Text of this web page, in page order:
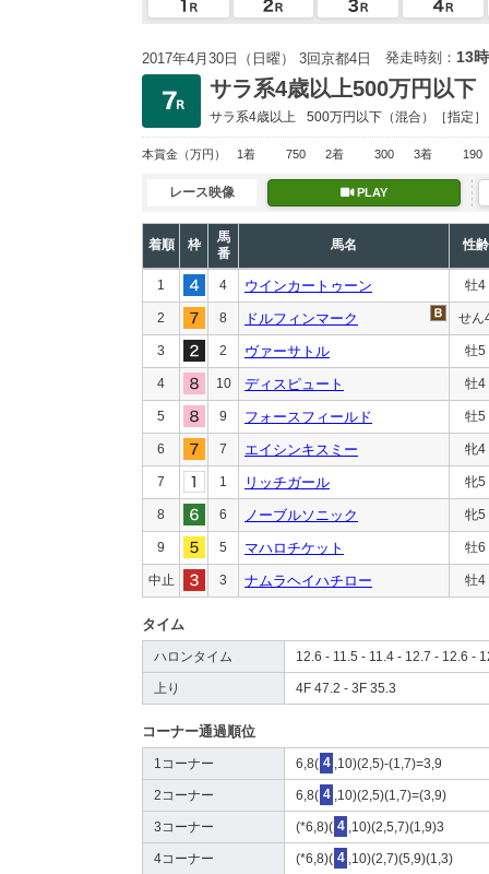
2017年4月30日（日曜） 3回京都4日 発走時刻： 13
サラ系4歳以上500万円以下
サラ系4歳以上 500万円以下 （混合）［指定］
本賞金 （万円） 1着 750 2着 300 3着 190
レース映像 PLAY
着順 枠
馬
番
馬名 性齢
1 4 ウインカートゥーン 牡4
2 8 ドルフィンマーク せん
3 2 ヴァーサトル 牡5
4 10 ディスピュート 牡4
5 9 フォースフィールド 牡5
6 7 エイシンキスミー 牝4
7 1 リッチガール 牝5
8 6 ノーブルソニック 牝5
9 5 マハロチケット 牡6
中止 3 ナムラヘイハチロー 牡4
タイム
ハロンタイム 12.6 - 11.5 - 11.4 - 12.7 - 12.6 -
上り 4F 47.2 - 3F 35.3
コーナー通過順位
1コーナー 6,8( 4 ,10)(2,5)-(1,7)=3,9
2コーナー 6,8( 4 ,10)(2,5)(1,7)=(3,9)
3コーナー (*6,8)( 4 ,10)(2,5,7)(1,9)3
4コーナー (*6,8)( 4 ,10)(2,7)(5,9)(1,3)